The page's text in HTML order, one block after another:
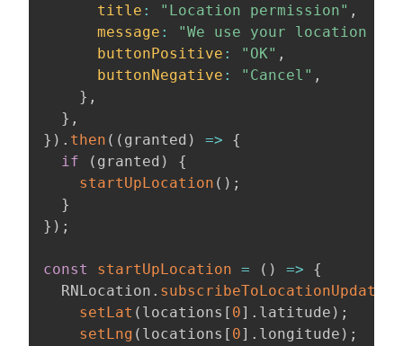
title : "Location permission" ,
message :
"We use your location
buttonPositive : "OK" ,
buttonNegative : "Cancel" ,
} ,
} ,
} ) . then ( ( granted ) =>
{
if
( granted )
{
startUpLocation ( ) ;
}
} ) ;
const startUpLocation = ( ) =>
{
  RNLocation
. subscribeToLocationUpdates
setLat ( locations [ 0] . latitude ) ;
setLng ( locations [ 0] . longitude ) ;